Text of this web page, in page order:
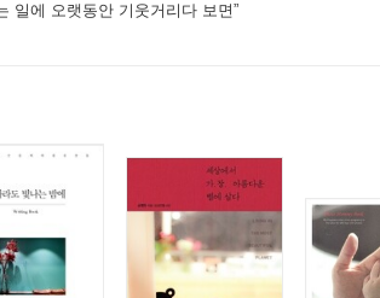
일에 오랫동안 기웃거리다 보면”